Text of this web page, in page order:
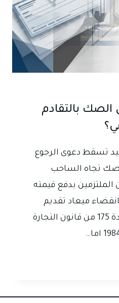
بالتقادم
تسقط دعوى الرجوع
تجاه الساحب
بدفع قيمته
ميعاد تقديم
الصك للوفاء وفق المادة 175 من قانون التجارة